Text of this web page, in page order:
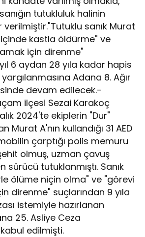
tutukluluk halinin
sanık Murat
içinde kastla öldürme" ve
için direnme"
6 aydan 28 yıla kadar hapis
Adana 8. Ağır
devam edilecek.-
ilçesi Sezai Karakoç
2024'te ekiplerin "Dur"
Murat A'nın kullandığı 31 AED
çarptığı polis memuru
olmuş, uzman çavuş
sürücü tutuklanmıştı. Sanık
ölüme niçin olma" ve "görevi
direnme" suçlarından 9 yıla
istemiyle hazırlanan
25. Asliye Ceza
edilmişti.